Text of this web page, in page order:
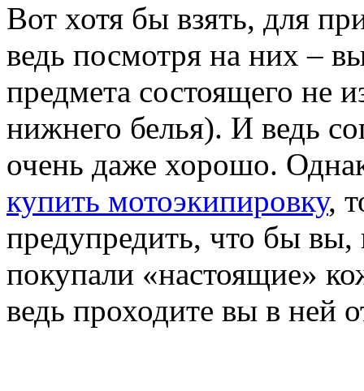
Вот хотя бы взять, для
ведь посмотря на них –
предмета состоящего не
нижнего белья). И ведь
очень даже хорошо.
купить мотоэкипировку,
предупредить, что бы вы,
покупали «настоящие»
ведь проходите вы в ней